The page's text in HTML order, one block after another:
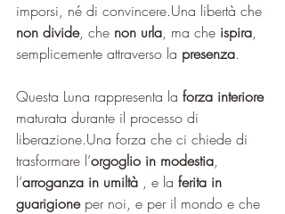
imporsi, né di convincere.Una libertà che
non divide, che non urla, ma che ispira,
semplicemente attraverso la presenza.
Questa Luna rappresenta la forza interiore
maturata durante il processo di
liberazione.Una forza che ci chiede di
trasformare l’orgoglio in modestia,
l’arroganza in umiltà , e la ferita in
guarigione per noi, e per il mondo e che